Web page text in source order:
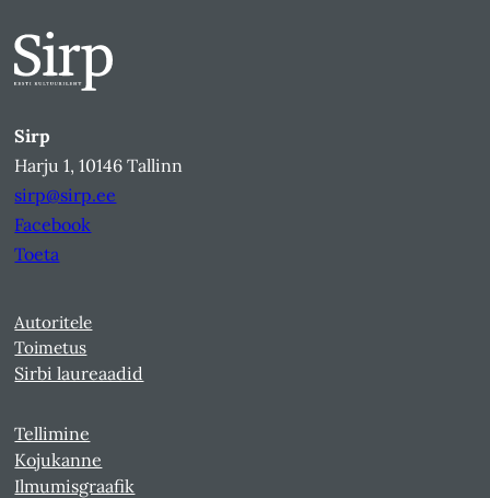
Sirp
Harju 1, 10146 Tallinn
sirp@sirp.ee
Facebook
Toeta
Autoritele
Toimetus
Sirbi laureaadid
Tellimine
Kojukanne
Ilmumisgraafik